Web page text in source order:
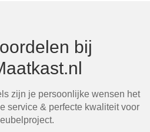
bij
zijn je persoonlijke wensen het
service & perfecte kwaliteit voor